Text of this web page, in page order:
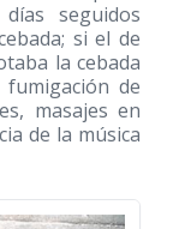
seguidos
si el de
la cebada
de
masajes en
de la música